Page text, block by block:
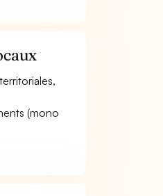
(mono